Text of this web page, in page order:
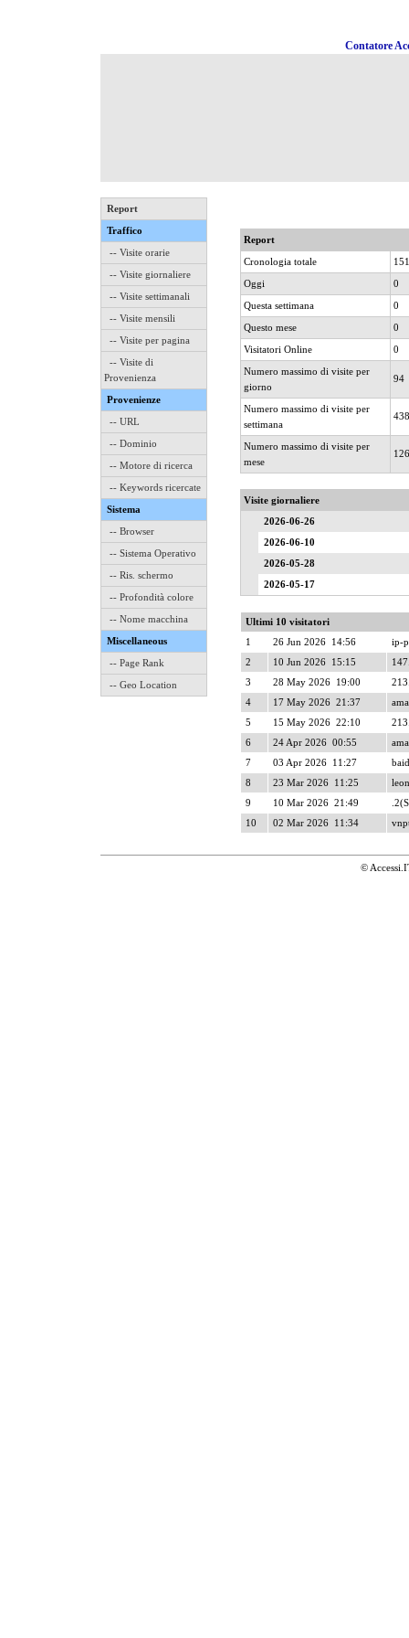
Contatore
Report
Traffico
-- Visite orarie
-- Visite giornaliere
-- Visite settimanali
-- Visite mensili
-- Visite per pagina
-- Visite di
Provenienza
Provenienze
-- URL
-- Dominio
-- Motore di ricerca
-- Keywords ricercate
Sistema
-- Browser
-- Sistema Operativo
-- Ris. schermo
-- Profondità colore
-- Nome macchina
Miscellaneous
-- Page Rank
-- Geo Location
Report
Cronologia totale
Oggi
0
Questa settimana
0
Questo mese
0
Visitatori Online
0
Numero massimo di visite per
giorno
94
Numero massimo di visite per
settimana
438
Numero massimo di visite per
mese
Visite giornaliere
2026-06-26
2026-06-10
2026-05-28
2026-05-17
Ultimi 10 visitatori
1
26 Jun 2026 14:56
ip-
2
10 Jun 2026 15:15
3
28 May 2026 19:00
4
17 May 2026 21:37
5
15 May 2026 22:10
6
24 Apr 2026 00:55
7
03 Apr 2026 11:27
8
23 Mar 2026 11:25
9
10 Mar 2026 21:49
10
02 Mar 2026 11:34
©